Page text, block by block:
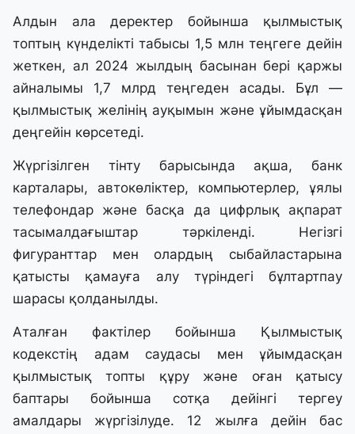
Алдын ала деректер бойынша қылмыстық
топтың күнделікті табысы 1,5 млн теңгеге дейін
жеткен, ал 2024 жылдың басынан бері қаржы
айналымы 1,7 млрд теңгеден асады. Бұл —
қылмыстық желінің ауқымын және ұйымдасқан
деңгейін көрсетеді.
Жүргізілген тінту барысында ақша, банк
карталары, автокөліктер, компьютерлер, ұялы
телефондар және басқа да цифрлық ақпарат
тасымалдағыштар тәркіленді. Негізгі
фигуранттар мен олардың сыбайластарына
қатысты қамауға алу түріндегі бұлтартпау
шарасы қолданылды.
Аталған фактілер бойынша Қылмыстық
кодекстің адам саудасы мен ұйымдасқан
қылмыстық топты құру және оған қатысу
баптары бойынша сотқа дейінгі тергеу
амалдары жүргізілуде. 12 жылға дейін бас